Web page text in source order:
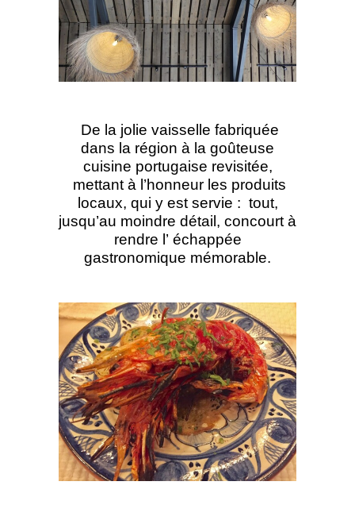
De la jolie vaisselle fabriquée
dans la région à la goûteuse
cuisine portugaise revisitée,
mettant à l’honneur les produits
locaux, qui y est servie : tout,
jusqu’au moindre détail, concourt à
rendre l’ échappée
gastronomique mémorable.